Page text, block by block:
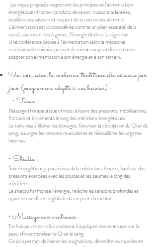
Les repas proposés respectent les principes de l’alimentation
énergétique chinoise : produits de saison, cuissons adaptées,
équilibre des saveurs et respect de la nature des aliments.
L’alimentation est ici considérée comme un pilier essentiel de la
santé, soutenant les organes, l’énergie vitale et la digestion.
Une conférence dédiée à l’alimentation selon la médecine
traditionnelle chinoise permet de mieux comprendre comment
adapter son alimentation à son énergie et à son terrain.
Un soin selon la médecine traditionnelle chinoise par
jour (programme adapté à vos besoins) :
• Tuina :
Massage thérapeutique chinois utilisant des pressions, mobilisations,
frictions et étirements le long des méridiens énergétiques.
Le tuina vise à libérer les blocages, favoriser la circulation du Qi et du
sang, soulager les tensions musculaires et rééquilibrer les organes
internes.
• Shiatsu :
Soin énergétique japonais issu de la médecine chinoise, basé sur des
pressions exercées avec les pouces et les paumes le long des
méridiens.
Le shiatsu harmonise l’énergie, relâche les tensions profondes et
apporte une détente globale du corps et du mental.
• Massage aux ventouses :
Technique ancestrale consistant à appliquer des ventouses sur la
peau afin de mobiliser le Qi et le sang.
Ce soin permet de libérer les stagnations, détendre les muscles en